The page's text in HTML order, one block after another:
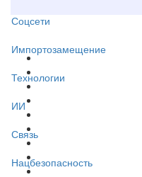
Соцсети
Импортозамещение
Технологии
ИИ
Связь
Нацбезопасность